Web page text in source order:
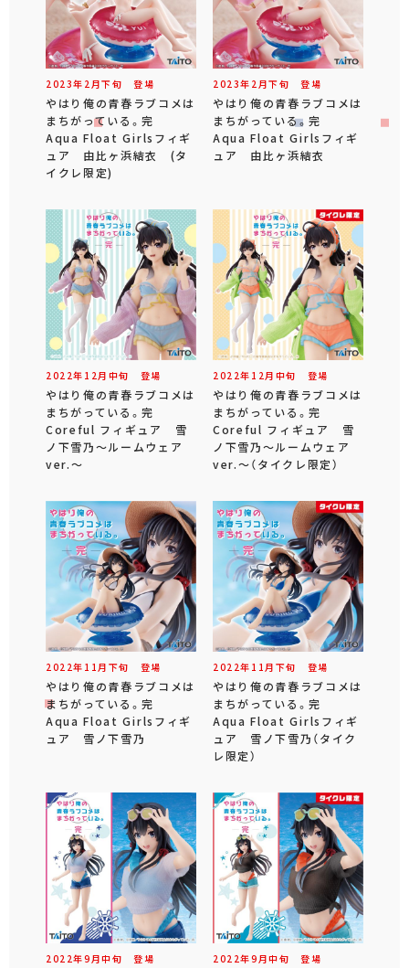
2023年 2 月下旬 登場
やはり俺の青春ラブコメは
まちがっている。完
Aqua Float Girlsフィギ
ュア 由比ヶ浜結衣 (タ
イクレ限定)
2023年 2 月下旬 登場
やはり俺の青春ラブコメは
まちがっている。完
Aqua Float Girlsフィギ
ュア 由比ヶ浜結衣
2022年 12 月 中旬 登場
やはり俺の青春ラブコメは
まちがっている。完
Coreful フィギュア 雪
ノ下雪乃～ルームウェア
ver.～
2022年 12 月 中旬 登場
やはり俺の青春ラブコメは
まちがっている。完
Coreful フィギュア 雪
ノ下雪乃～ルームウェア
ver.～（タイクレ限定）
2022年 11 月 下旬 登場
やはり俺の青春ラブコメは
まちがっている。完
Aqua Float Girlsフィギ
ュア 雪ノ下雪乃
2022年 11 月 下旬 登場
やはり俺の青春ラブコメは
まちがっている。完
Aqua Float Girlsフィギ
ュア 雪ノ下雪乃（タイク
レ限定）
2022年9 月中旬 登場 2022年9 月中旬 登場